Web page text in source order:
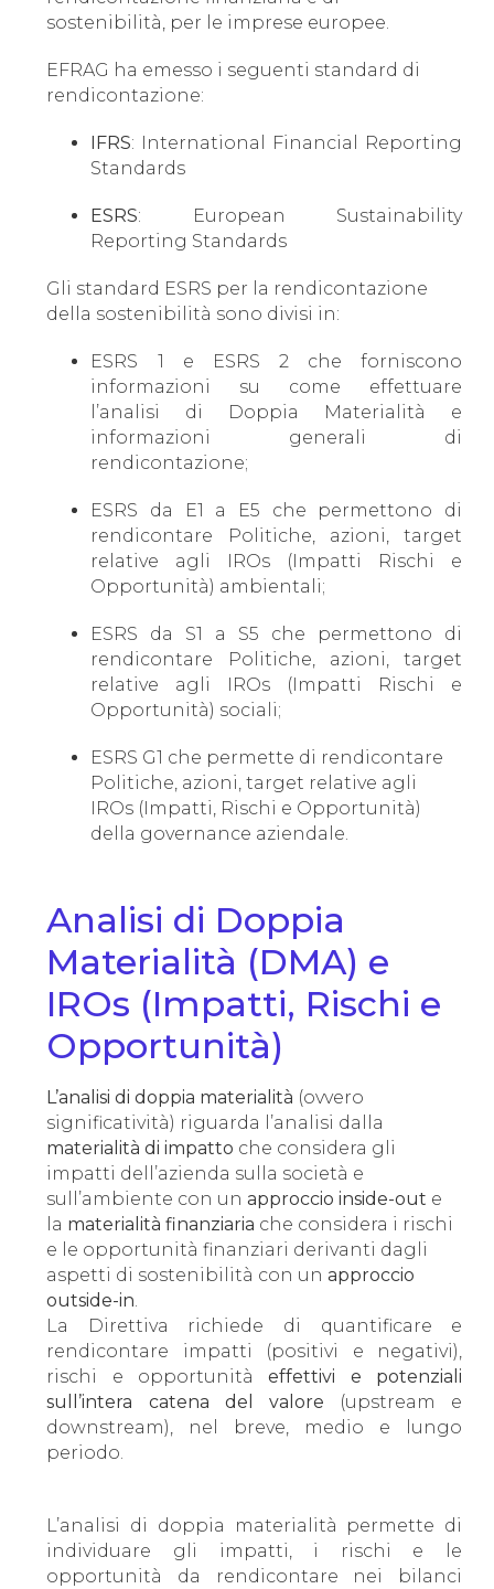
sostenibilità, per le imprese europee.
EFRAG ha emesso i seguenti standard di
rendicontazione:
IFRS: International Financial Reporting
Standards
ESRS: European Sustainability
Reporting Standards
Gli standard ESRS per la rendicontazione
della sostenibilità sono divisi in:
ESRS 1 e ESRS 2 che forniscono
informazioni su come effettuare
l’analisi di Doppia Materialità e
informazioni generali di
rendicontazione;
ESRS da E1 a E5 che permettono di
rendicontare Politiche, azioni, target
relative agli IROs (Impatti Rischi e
Opportunità) ambientali;
ESRS da S1 a S5 che permettono di
rendicontare Politiche, azioni, target
relative agli IROs (Impatti Rischi e
Opportunità) sociali;
ESRS G1 che permette di rendicontare
Politiche, azioni, target relative agli
IROs (Impatti, Rischi e Opportunità)
della governance aziendale.
Analisi di Doppia
Materialità (DMA) e
IROs (Impatti, Rischi e
Opportunità)
L’analisi di doppia materialità (ovvero
significatività) riguarda l’analisi dalla
materialità di impatto che considera gli
impatti dell’azienda sulla società e
sull’ambiente con unapproccio inside-out e
la materialità finanziaria che considera i rischi
e le opportunità finanziari derivanti dagli
aspetti di sostenibilità con unapproccio
outside-in.
La Direttiva richiede di quantificare e
rendicontare impatti (positivi e negativi),
rischi e opportunitàeffettivi e potenziali
sull’intera catena del valore
(upstream e
downstream), nel breve, medio e lungo
periodo.
L’analisi di doppia materialità permette di
individuare gli impatti, i rischi e le
opportunità da rendicontare nei bilanci